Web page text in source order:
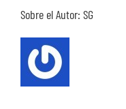
Sobre el Autor: SG